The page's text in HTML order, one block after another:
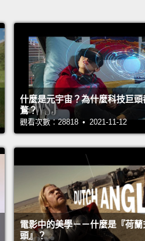
Girl,
be the
奶油
片？
「
吧。
Oh!
you
give
什麼是元宇宙？為什麼科技巨頭
鶩？
觀看次數：28818 • 2021-11-12
電影中的美學－－什麼是『荷蘭
頭』？